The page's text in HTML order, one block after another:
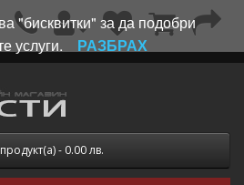
- 0.00 лв.
"бисквитки" за да подобри
услуги.
РАЗБРАХ